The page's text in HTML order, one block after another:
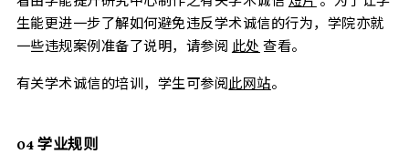
生能更进一步了解如何避免违反学术诚信的行为，学院亦就
一些违规案例准备了说明，请参阅 此处 查看。
有关学术诚信的培训，学生可参阅此网站。
04学业规则